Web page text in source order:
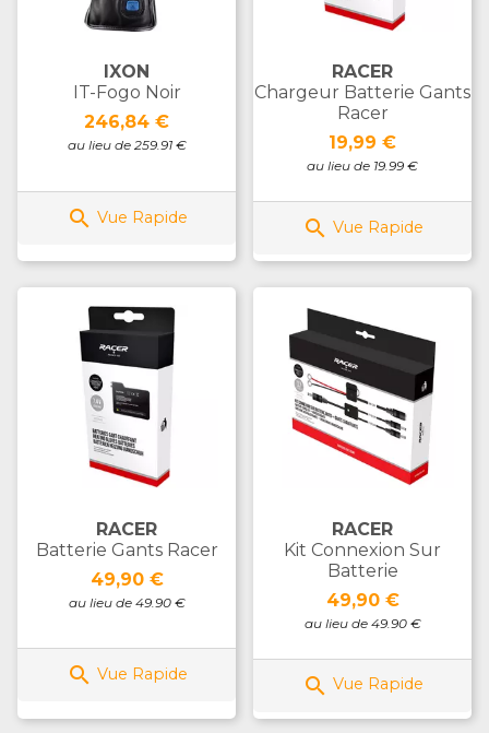
IXON
IT-Fogo Noir
Prix
246,84 €
au lieu de 259.91 €
 Vue Rapide
RACER
Chargeur Batterie Gants
Racer
Prix
19,99 €
au lieu de 19.99 €
 Vue Rapide
RACER
Batterie Gants Racer
Prix
49,90 €
au lieu de 49.90 €
 Vue Rapide
RACER
Kit Connexion Sur
Batterie
Prix
49,90 €
au lieu de 49.90 €
 Vue Rapide